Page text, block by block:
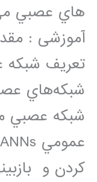
هاي عصبي
تعريف شبکه
شبکه‌هاي
شبکه عصبي
كردن و